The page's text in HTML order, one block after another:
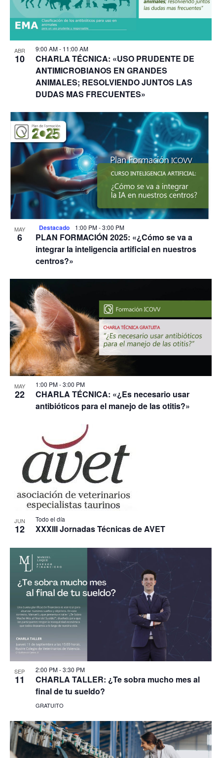
ABR
10
9:00 AM- 11:00 AM
CHARLA TÉCNICA: «USO PRUDENTE DE
ANTIMICROBIANOS EN GRANDES
ANIMALES; RESOLVIENDO JUNTOS LAS
DUDAS MAS FRECUENTES»
MAY
6
Destacado 1:00 PM-3:00 PM
PLAN FORMACIÓN 2025: «¿Cómo se va a
integrar la inteligencia artificial en nuestros
centros?»
MAY
22
1:00 PM-3:00 PM
CHARLA TÉCNICA: «¿Es necesario usar
antibióticos para el manejo de las otitis?»
JUN
12
Todo el día
XXXIII Jornadas Técnicas de AVET
SEP
11
2:00 PM-3:30 PM
CHARLA TALLER: ¿Te sobra mucho mes al
final de tu sueldo?
GRATUITO